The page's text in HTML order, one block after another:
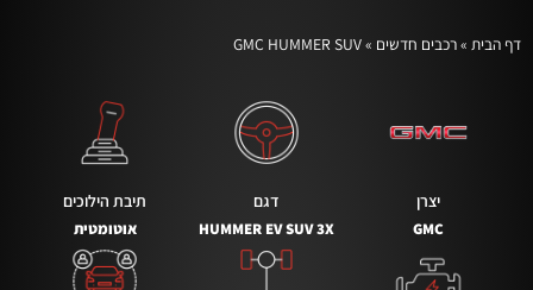
דף הבית »רכבים חדשים »
GMC HUMMER SUV
יצרן
GMC
דגם
HUMMER EV SUV 3X
תיבת הילוכים
אוטומטית